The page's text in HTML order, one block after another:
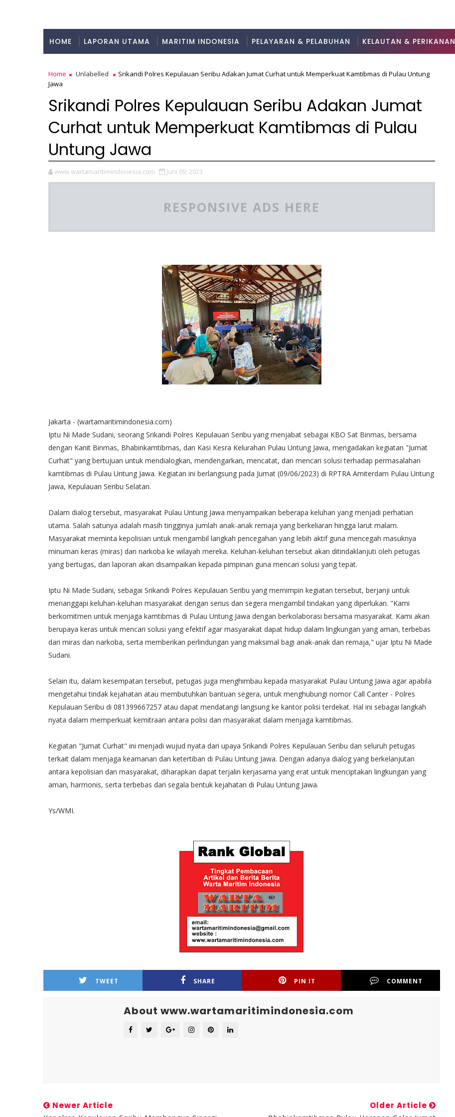
HOME LAPORAN UTAMA MARITIM INDONESIA PELAYARAN & PELABUHAN KELAUTAN & PERIKANAN
Home Unlabelled
Srikandi Polres Kepulauan Seribu Adakan Jumat Curhat untuk Memperkuat Kamtibmas di Pulau Untung
Jawa
Srikandi Polres Kepulauan Seribu Adakan Jumat
Curhat untuk Memperkuat Kamtibmas di Pulau
Untung Jawa
www.wartamaritimindonesia.com Juni 09, 2023
RESPONSIVE ADS HERE
Jakarta - (wartamaritimindonesia.com)
Iptu Ni Made Sudani, seorang Srikandi Polres Kepulauan Seribu yang menjabat sebagai KBO Sat Binmas, bersama
dengan Kanit Binmas, Bhabinkamtibmas, dan Kasi Kesra Kelurahan Pulau Untung Jawa, mengadakan kegiatan "Jumat
Curhat" yang bertujuan untuk mendialogkan, mendengarkan, mencatat, dan mencari solusi terhadap permasalahan
kamtibmas di Pulau Untung Jawa. Kegiatan ini berlangsung pada Jumat (09/06/2023) di RPTRA Amiterdam Pulau Untung
Jawa, Kepulauan Seribu Selatan.
Dalam dialog tersebut, masyarakat Pulau Untung Jawa menyampaikan beberapa keluhan yang menjadi perhatian
utama. Salah satunya adalah masih tingginya jumlah anak-anak remaja yang berkeliaran hingga larut malam.
Masyarakat meminta kepolisian untuk mengambil langkah pencegahan yang lebih aktif guna mencegah masuknya
minuman keras (miras) dan narkoba ke wilayah mereka. Keluhan-keluhan tersebut akan ditindaklanjuti oleh petugas
yang bertugas, dan laporan akan disampaikan kepada pimpinan guna mencari solusi yang tepat.
Iptu Ni Made Sudani, sebagai Srikandi Polres Kepulauan Seribu yang memimpin kegiatan tersebut, berjanji untuk
menanggapi keluhan-keluhan masyarakat dengan serius dan segera mengambil tindakan yang diperlukan. "Kami
berkomitmen untuk menjaga kamtibmas di Pulau Untung Jawa dengan berkolaborasi bersama masyarakat. Kami akan
berupaya keras untuk mencari solusi yang efektif agar masyarakat dapat hidup dalam lingkungan yang aman, terbebas
dari miras dan narkoba, serta memberikan perlindungan yang maksimal bagi anak-anak dan remaja," ujar Iptu Ni Made
Sudani.
Selain itu, dalam kesempatan tersebut, petugas juga menghimbau kepada masyarakat Pulau Untung Jawa agar apabila
mengetahui tindak kejahatan atau membutuhkan bantuan segera, untuk menghubungi nomor Call Canter - Polres
Kepulauan Seribu di 081399667257 atau dapat mendatangi langsung ke kantor polisi terdekat. Hal ini sebagai langkah
nyata dalam memperkuat kemitraan antara polisi dan masyarakat dalam menjaga kamtibmas.
Kegiatan "Jumat Curhat" ini menjadi wujud nyata dari upaya Srikandi Polres Kepulauan Seribu dan seluruh petugas
terkait dalam menjaga keamanan dan ketertiban di Pulau Untung Jawa. Dengan adanya dialog yang berkelanjutan
antara kepolisian dan masyarakat, diharapkan dapat terjalin kerjasama yang erat untuk menciptakan lingkungan yang
aman, harmonis, serta terbebas dari segala bentuk kejahatan di Pulau Untung Jawa.
Ys/WMI.
TWEET SHARE PIN IT COMMENT
About www.wartamaritimindonesia.com
Newer Article Older Article